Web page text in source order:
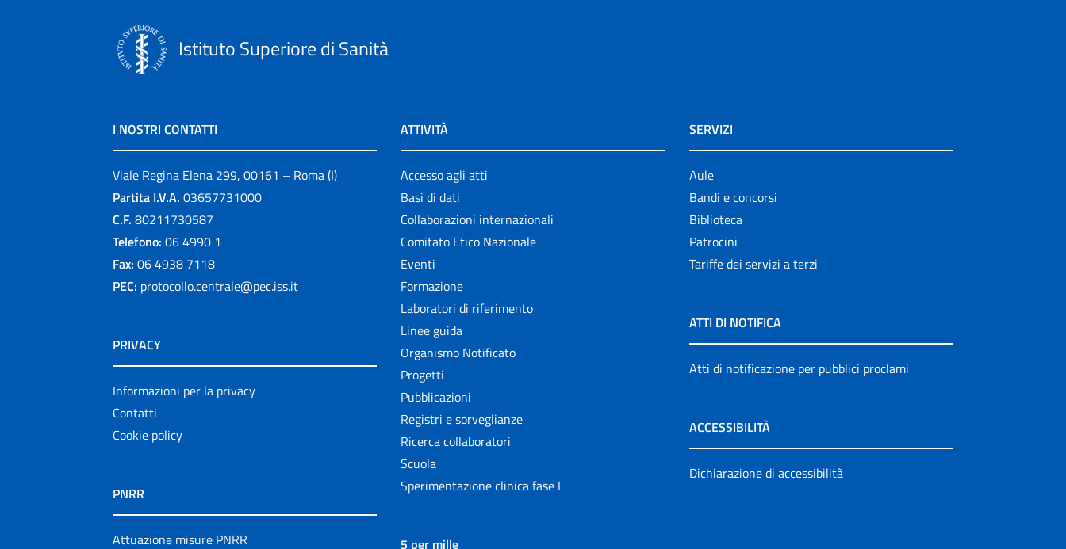
Istituto Superiore di Sanità
I NOSTRI CONTATTI
Viale Regina Elena 299, 00161 – Roma (I)
Partita I.V.A. 03657731000
C.F. 80211730587
Telefono: 06 4990 1
Fax: 06 4938 7118
PEC: protocollo.centrale@pec.iss.it
PRIVACY
Informazioni per la privacy
Contatti
Cookie policy
PNRR
Attuazione misure PNRR
ATTIVITÀ
Accesso agli atti
Basi di dati
Collaborazioni internazionali
Comitato Etico Nazionale
Eventi
Formazione
Laboratori di riferimento
Linee guida
Organismo Notificato
Progetti
Pubblicazioni
Registri e sorveglianze
Ricerca collaboratori
Scuola
Sperimentazione clinica fase I
5 per mille
SERVIZI
Aule
Bandi e concorsi
Biblioteca
Patrocini
Tariffe dei servizi a terzi
ATTI DI NOTIFICA
Atti di notificazione per pubblici proclami
ACCESSIBILITÀ
Dichiarazione di accessibilità